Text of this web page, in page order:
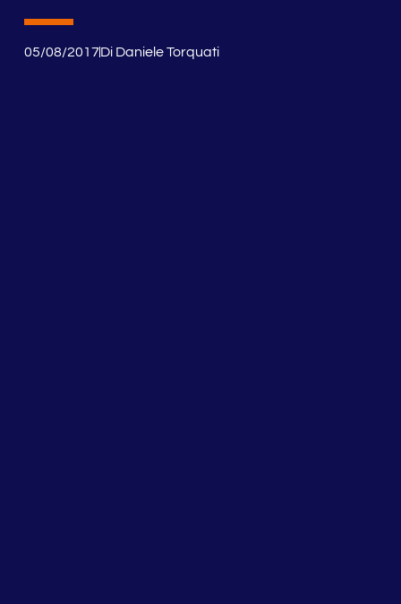
05/08/2017DiDaniele Torquati